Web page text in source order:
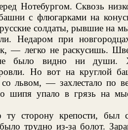
Нотебургом. Сквозь
с флюгарками на
солдаты, рывшие на
Недаром при
— легко не раскусишь.
было видно ни души.
Но вот на круглой
со львом, — захлестало по
шипя упало в грязь на
сторону крепости, был
трудно из-за болот.